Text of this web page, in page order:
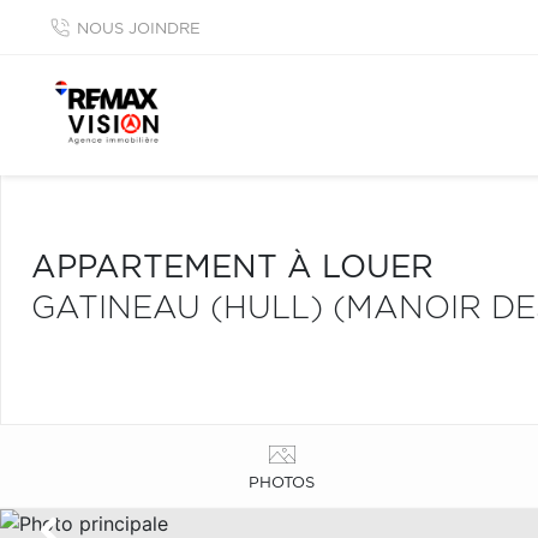
NOUS JOINDRE
APPARTEMENT À LOUER
GATINEAU (HULL) (MANOIR
PHOTOS